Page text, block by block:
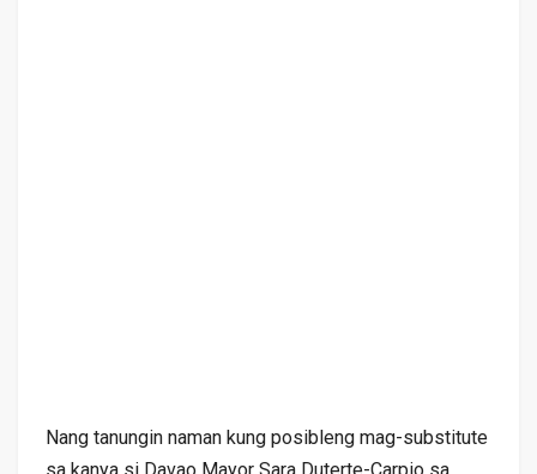
Nang tanungin naman kung posibleng mag-substitute
sa kanya si Davao Mayor Sara Duterte-Carpio sa